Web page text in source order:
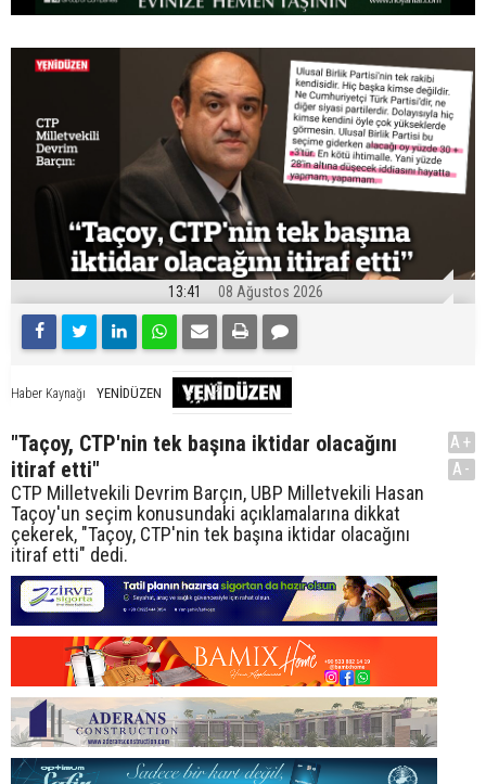
13:41 08 Ağustos 2026
Haber Kaynağı YENİDÜZEN
"Taçoy, CTP'nin tek başına iktidar olacağını
itiraf etti"
CTP Milletvekili Devrim Barçın, UBP Milletvekili Hasan
Taçoy'un seçim konusundaki açıklamalarına dikkat
çekerek, "Taçoy, CTP'nin tek başına iktidar olacağını
itiraf etti" dedi.
A+
A-